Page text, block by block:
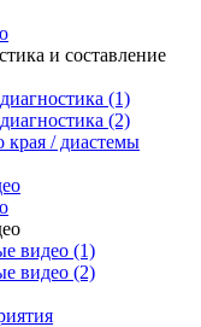
и составление
(1)
(2)
края / диастемы
видео (1)
видео (2)